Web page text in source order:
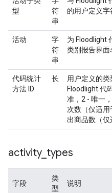
型
符
串
的用户定义字
活动
字
符
串
为 Floodlight
类别报告界面
代码统计
方法 ID
长
用户定义的类
Floodlight 代
准，2 - 唯一
次数（仅适
出商品数（仅
activity_ types
字段
类
型
说明